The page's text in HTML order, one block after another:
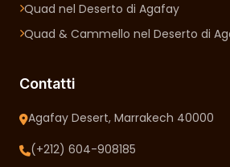
Quad nel Deserto di Agafay
Quad & Cammello nel Deserto di
Contatti
Agafay Desert, Marrakech 40000
(+212) 604-908185